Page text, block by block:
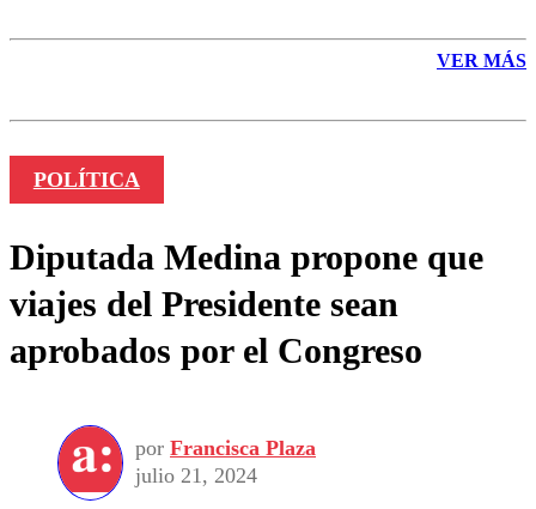
VER MÁS
POLÍTICA
Diputada Medina propone que
viajes del Presidente sean
aprobados por el Congreso
por Francisca Plaza
julio 21, 2024